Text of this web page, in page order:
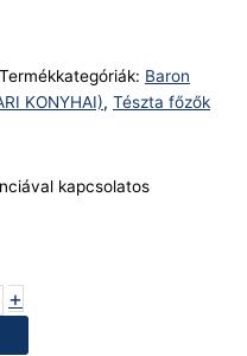
Termékkategóriák: Baron
KONYHAI), Tészta főzők
kapcsolatos
+